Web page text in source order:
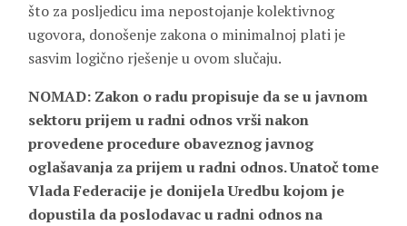
što za posljedicu ima nepostojanje kolektivnog
ugovora, donošenje zakona o minimalnoj plati je
sasvim logično rješenje u ovom slučaju.
NOMAD: Zakon o radu propisuje da se u javnom
sektoru prijem u radni odnos vrši nakon
provedene procedure obaveznog javnog
oglašavanja za prijem u radni odnos. Unatoč tome
Vlada Federacije je donijela Uredbu kojom je
dopustila da poslodavac u radni odnos na